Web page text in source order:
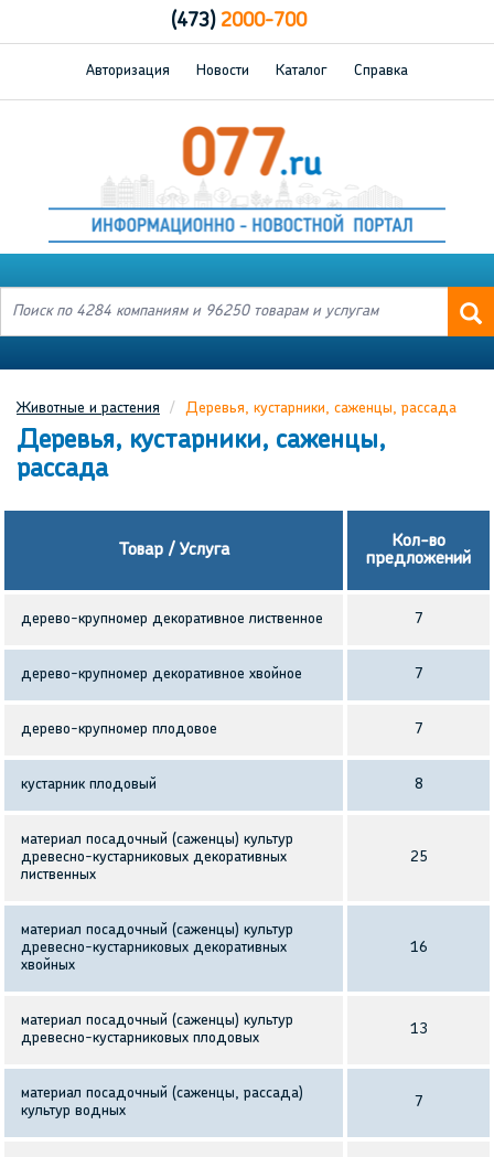
(473)2000-700
Авторизация Новости Каталог Справка
Животные и растения Деревья, кустарники, саженцы, рассада
Деревья, кустарники, саженцы,
рассада
Товар / Услуга
Кол-во
предложений
дерево-крупномер декоративное лиственное 7
дерево-крупномер декоративное хвойное 7
дерево-крупномер плодовое 7
кустарник плодовый 8
материал посадочный (саженцы) культур
древесно-кустарниковых декоративных
лиственных
25
материал посадочный (саженцы) культур
древесно-кустарниковых декоративных
хвойных
16
материал посадочный (саженцы) культур
древесно-кустарниковых плодовых
13
материал посадочный (саженцы, рассада)
культур водных
7